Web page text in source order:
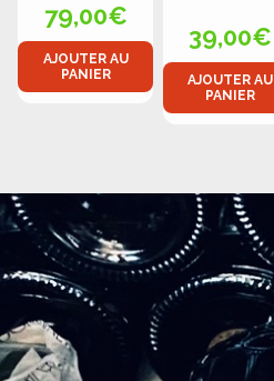
79,00€
AJOUTER AU
PANIER
39,00€
AJOUTER AU
PANIER